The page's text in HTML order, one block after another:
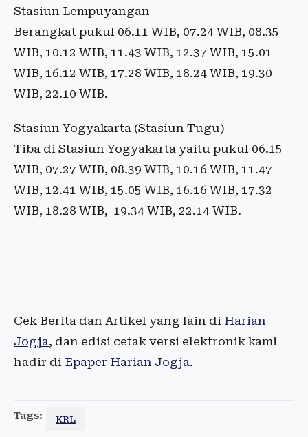
Stasiun Lempuyangan
Berangkat pukul 06.11 WIB, 07.24 WIB, 08.35
WIB, 10.12 WIB, 11.43 WIB, 12.37 WIB, 15.01
WIB, 16.12 WIB, 17.28 WIB, 18.24 WIB, 19.30
WIB, 22.10 WIB.
Stasiun Yogyakarta (Stasiun Tugu)
Tiba di Stasiun Yogyakarta yaitu pukul 06.15
WIB, 07.27 WIB, 08.39 WIB, 10.16 WIB, 11.47
WIB, 12.41 WIB, 15.05 WIB, 16.16 WIB, 17.32
WIB, 18.28 WIB, 19.34 WIB, 22.14 WIB.
Cek Berita dan Artikel yang lain di Harian
Jogja, dan edisi cetak versi elektronik kami
hadir di Epaper Harian Jogja.
Tags: KRL